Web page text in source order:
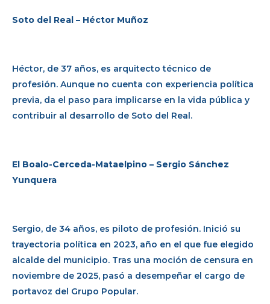
Soto del Real – Héctor Muñoz
Héctor, de 37 años, es arquitecto técnico de
profesión. Aunque no cuenta con experiencia política
previa, da el paso para implicarse en la vida pública y
contribuir al desarrollo de Soto del Real.
El Boalo-Cerceda-Mataelpino – Sergio Sánchez
Yunquera
Sergio, de 34 años, es piloto de profesión. Inició su
trayectoria política en 2023, año en el que fue elegido
alcalde del municipio. Tras una moción de censura en
noviembre de 2025, pasó a desempeñar el cargo de
portavoz del Grupo Popular.